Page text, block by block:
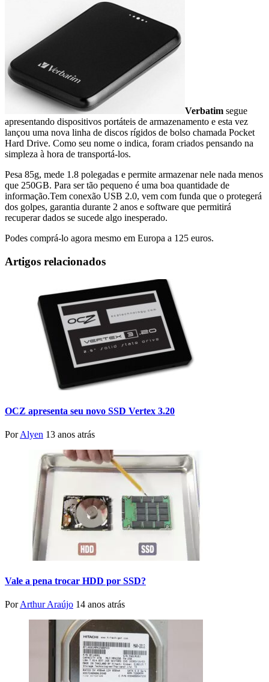
Verbatim segue
apresentando dispositivos portáteis de armazenamento e esta vez
lançou uma nova linha de discos rígidos de bolso chamada Pocket
Hard Drive. Como seu nome o indica, foram criados pensando na
simpleza à hora de transportá-los.
Pesa 85g, mede 1.8 polegadas e permite armazenar nele nada menos
que 250GB. Para ser tão pequeno é uma boa quantidade de
informação.Tem conexão USB 2.0, vem com funda que o protegerá
dos golpes, garantia durante 2 anos e software que permitirá
recuperar dados se sucede algo inesperado.
Podes comprá-lo agora mesmo em Europa a 125 euros.
Artigos relacionados
OCZ apresenta seu novo SSD Vertex 3.20
PorAlyen 13 anos atrás
Vale a pena trocar HDD por SSD?
PorArthur Araújo 14 anos atrás